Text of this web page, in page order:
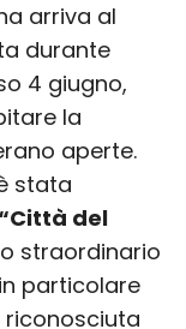
arriva al
durante
4 giugno,
la
aperte.
stata
del
straordinario
particolare
riconosciuta